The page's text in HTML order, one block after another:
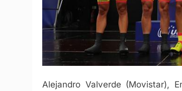
Alejandro Valverde (Movistar),